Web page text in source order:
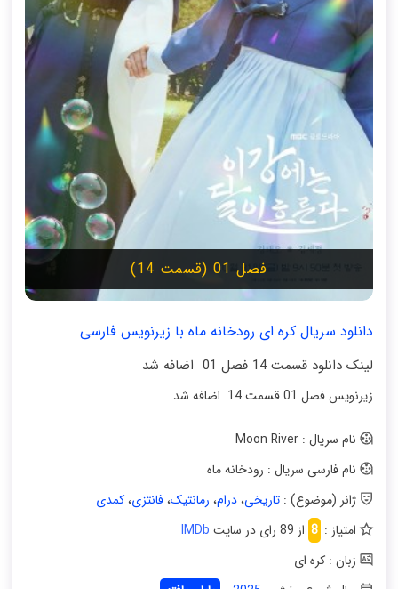
فصل 01 (قسمت 14)
دانلود سریال کره ای رودخانه ماه با زیرنویس فارسی
لینک دانلود قسمت 14 فصل 01 اضافه شد
زیرنویس فصل 01 قسمت 14 اضافه شد
نام سریال : Moon River
نام فارسی سریال : رودخانه ماه
ژانر (موضوع) :تاریخی،درام، رمانتیک،فانتزی،کمدی
امتیاز : 8 از 89 رای در سایت
IMDb
زبان : کره ای